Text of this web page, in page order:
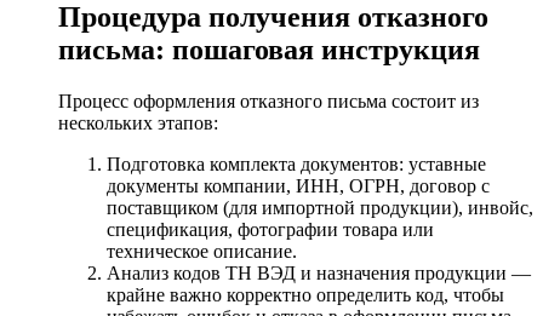
Процедура получения отказного
письма: пошаговая инструкция
Процесс оформления отказного письма состоит из
нескольких этапов:
Подготовка комплекта документов: уставные
документы компании, ИНН, ОГРН, договор с
поставщиком (для импортной продукции), инвойс,
спецификация, фотографии товара или
техническое описание.
Анализ кодов ТН ВЭД и назначения продукции —
крайне важно корректно определить код, чтобы